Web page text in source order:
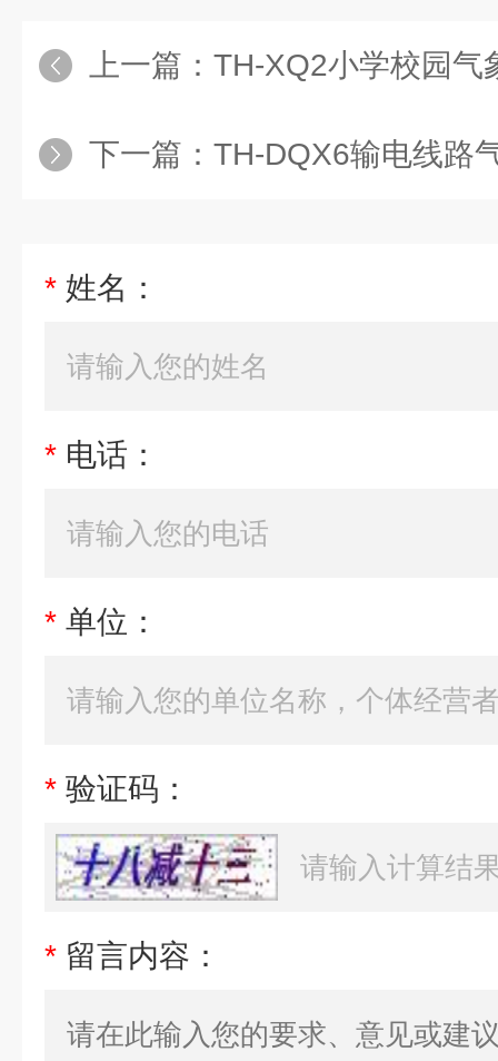
上一篇： TH-XQ2小学校园气
下一篇： TH-DQX6输电线路
* 姓名：
* 电话：
* 单位：
* 验证码：
* 留言内容：